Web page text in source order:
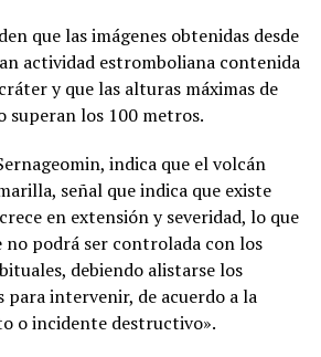
que las imágenes obtenidas desde
actividad estromboliana contenida
y que las alturas máximas de
superan los 100 metros.
indica que el volcán
señal que indica que existe
en extensión y severidad, lo que
no podrá ser controlada con los
debiendo alistarse los
para intervenir, de acuerdo a la
o incidente destructivo».